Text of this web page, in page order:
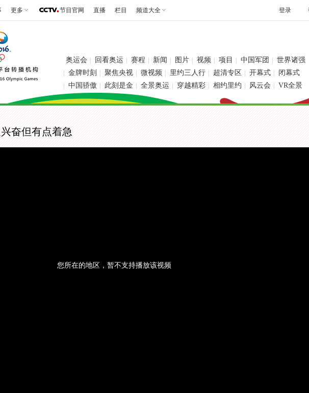
更多 节目官网 直播 栏目 频道大全 登录
奥运会 回看奥运 赛程 新闻 图片 视频 项目 中国军团 世界诸强
金牌时刻 聚焦央视 微视频 里约三人行 超清专区 开幕式 闭幕式
中国骄傲 此刻是金 全景奥运 穿越精彩 相约里约 风云会 VR全景
奋但有点着急
您所在的地区，暂不支持播放该视频